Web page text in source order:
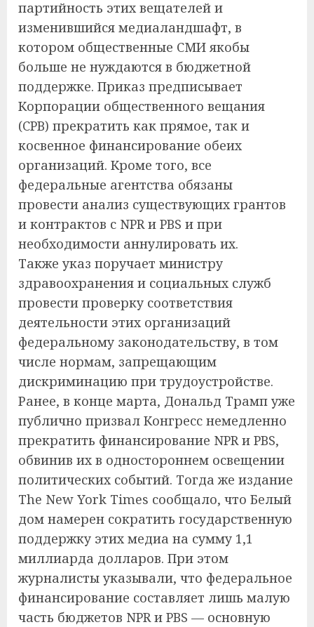
партийность этих вещателей и
изменившийся медиаландшафт, в
котором общественные СМИ якобы
больше не нуждаются в бюджетной
поддержке. Приказ предписывает
Корпорации общественного вещания
(CPB) прекратить как прямое, так и
косвенное финансирование обеих
организаций. Кроме того, все
федеральные агентства обязаны
провести анализ существующих грантов
и контрактов с NPR и PBS и при
необходимости аннулировать их.
Также указ поручает министру
здравоохранения и социальных служб
провести проверку соответствия
деятельности этих организаций
федеральному законодательству, в том
числе нормам, запрещающим
дискриминацию при трудоустройстве.
Ранее, в конце марта, Дональд Трамп уже
публично призвал Конгресс немедленно
прекратить финансирование NPR и PBS,
обвинив их в одностороннем освещении
политических событий. Тогда же издание
The New York Times сообщало, что Белый
дом намерен сократить государственную
поддержку этих медиа на сумму 1,1
миллиарда долларов. При этом
журналисты указывали, что федеральное
финансирование составляет лишь малую
часть бюджетов NPR и PBS — основную